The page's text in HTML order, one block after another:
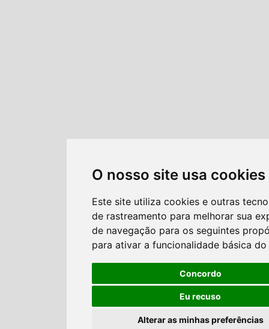
O nosso site usa cookies
Este site utiliza cookies e outras
de rastreamento para melhorar sua
de navegação para os seguintes
para ativar a funcionalidade básica
Concordo
Eu recuso
Alterar as minhas preferências